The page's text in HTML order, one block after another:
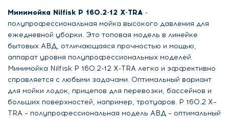
Минимойка Nilfisk P 160.2-12 X-TRA -
полупрофессиональная мойка высокого давления для
ежедневной уборки. Это топовая модель в линейке
бытовых АВД, отличающаяся прочностью и мощью,
аппарат уровня полупрофессиональных моделей.
Минимойка Nilfisk P 160.2-12 X-TRA легко и эффективно
справляется с любыми задачами. Оптимальный вариант
для мойки лодок, прицепов для перевозки, бассейнов и
больших поверхностей, например, тротуаров. P 160.2 X–
TRA – полупрофессиональная модель АВД – оптимальный